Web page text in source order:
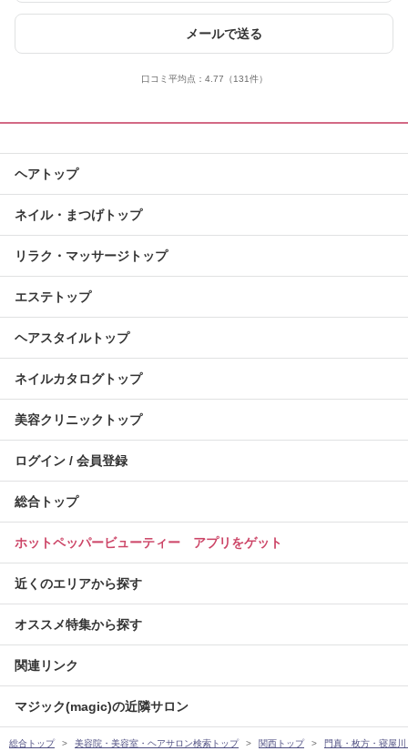
メールで送る
口コミ平均点： 4.77 （131件）
ヘアトップ
ネイル・まつげトップ
リラク・マッサージトップ
エステトップ
ヘアスタイルトップ
ネイルカタログトップ
美容クリニックトップ
ログイン / 会員登録
総合トップ
ホットペッパービューティー アプリをゲット
近くのエリアから探す
オススメ特集から探す
関連リンク
マジック(magic)の近隣サロン
総合トップ 美容院・美容室・ヘアサロン検索トップ 関西トップ 門真・枚方・寝屋